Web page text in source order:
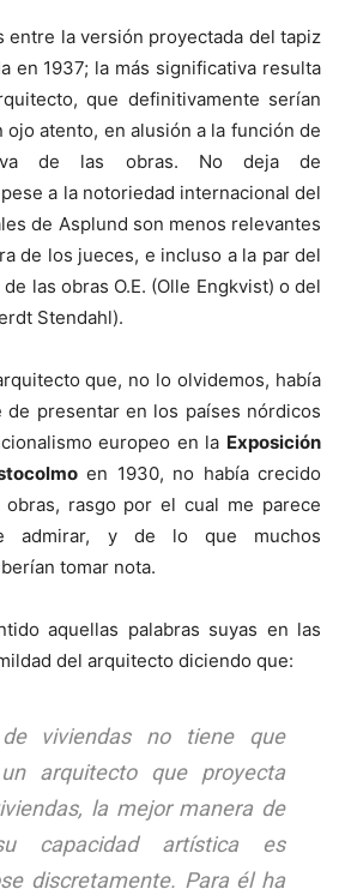
entre la versión proyectada del tapiz
en 1937; la más significativa resulta
que definitivamente serían
ojo atento, en alusión a la función de
de las obras. No deja de
a la notoriedad internacional del
de Asplund son menos relevantes
de los jueces, e incluso a la par del
las obras O.E. (Olle Engkvist) o del
Stendahl).
que, no lo olvidemos, había
de presentar en los países nórdicos
europeo en la Exposición
en 1930, no había crecido
rasgo por el cual me parece
admirar, y de lo que muchos
tomar nota.
aquellas palabras suyas en las
del arquitecto diciendo que:
de viviendas no tiene que
arquitecto que proyecta
la mejor manera de
capacidad artística es
discretamente. Para él ha